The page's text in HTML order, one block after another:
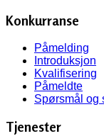
Konkurranse
Påmelding
Introduksjon
Kvalifisering
Påmeldte
Spørsmål og
Tjenester